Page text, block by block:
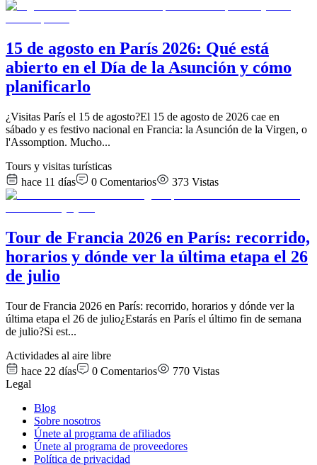
15 de agosto en París 2026: Qué está
abierto en el Día de la Asunción y cómo
planificarlo
¿Visitas París el 15 de agosto?El 15 de agosto de 2026 cae en
sábado y es festivo nacional en Francia: la Asunción de la Virgen, o
l'Assomption. Mucho...
Tours y visitas turísticas
hace 11 días
0 Comentarios 373 Vistas
Tour de Francia 2026 en París: recorrido,
horarios y dónde ver la última etapa el 26
de julio
Tour de Francia 2026 en París: recorrido, horarios y dónde ver la
última etapa el 26 de julio¿Estarás en París el último fin de semana
de julio?Si est...
Actividades al aire libre
hace 22 días
0 Comentarios 770 Vistas
Legal
Blog
Sobre nosotros
Únete al programa de afiliados
Únete al programa de proveedores
Política de privacidad